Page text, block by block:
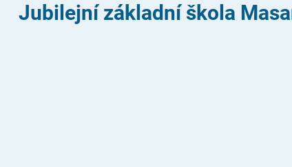
Jubilejní základní škola